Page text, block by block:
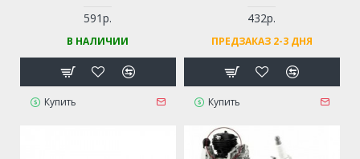
591р.
В НАЛИЧИИ
Купить
432р.
ПРЕДЗАКАЗ 2-3 ДНЯ
Купить